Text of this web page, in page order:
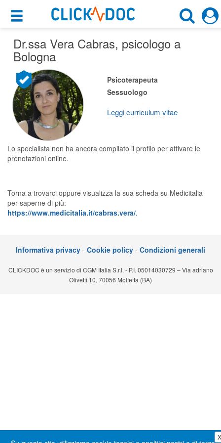
×
Motore di ricerca
×
Psicologo
Bologna (BO)
Cosa possiamo offrirti
Per i pazienti
Prenota una visita
Ricerca specialisti
Consulti online
(su medicitalia.it)
Prenotazioni online
Planner e rubrica in cloud
Teleconsulto
Dr.ssa Vera Cabras, psicologo a
Bologna
Psicoterapeuta
Sessuologo
Leggi curriculum vitae
Lo specialista non ha ancora compilato il profilo per attivare le
prenotazioni online.
Torna a trovarci oppure visualizza la sua scheda su Medicitalia
per saperne di più:
https://www.medicitalia.it/cabras.vera/.
X
Informativa privacy - Cookie policy - Condizioni generali
CLICKDOC è un servizio di CGM Italia S.r.l. - P.I. 05014030729 – Via adriano
Olivetti 10, 70056 Molfetta (BA)